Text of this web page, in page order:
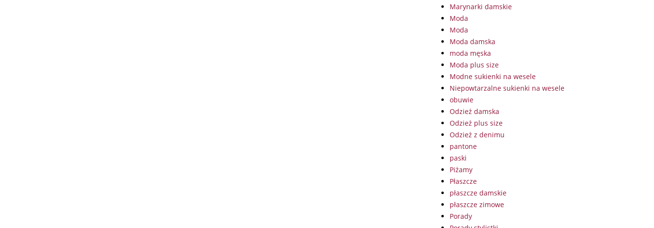
Marynarki damskie
Moda
Moda
Moda damska
moda męska
Moda plus size
Modne sukienki na wesele
Niepowtarzalne sukienki na wesele
obuwie
Odzież damska
Odzież plus size
Odzież z denimu
pantone
paski
Piżamy
Płaszcze
płaszcze damskie
płaszcze zimowe
Porady